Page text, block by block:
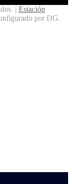
| Estación
por DG.